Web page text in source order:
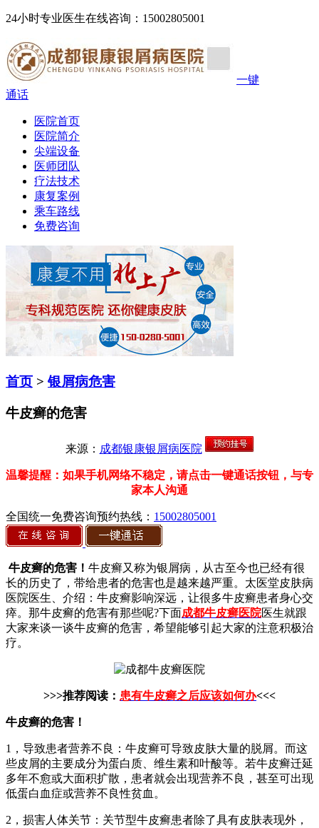
24小时专业医生在线咨询：15002805001
一键
通话
医院首页
医院简介
尖端设备
医师团队
疗法技术
康复案例
乘车路线
免费咨询
首页 >银屑病危害
牛皮癣的危害
来源： 成都银康银屑病医院
温馨提醒：如果手机网络不稳定，请点击一键通话按钮，与专
家本人沟通
全国统一免费咨询预约热线： 15002805001
牛皮癣的危害！ 牛皮癣又称为银屑病，从古至今也已经有很
长的历史了，带给患者的危害也是越来越严重。太医堂皮肤病
医院医生、介绍：牛皮癣影响深远，让很多牛皮癣患者身心交
瘁。那牛皮癣的危害有那些呢?下面成都牛皮癣医院医生就跟
大家来谈一谈牛皮癣的危害，希望能够引起大家的注意积极治
疗。
>>>推荐阅读： 患有牛皮癣之后应该如何办<<<
牛皮癣的危害！
1，导致患者营养不良：牛皮癣可导致皮肤大量的脱屑。而这
些皮屑的主要成分为蛋白质、维生素和叶酸等。若牛皮癣迁延
多年不愈或大面积扩散，患者就会出现营养不良，甚至可出现
低蛋白血症或营养不良性贫血。
2，损害人体关节：关节型牛皮癣患者除了具有皮肤表现外，